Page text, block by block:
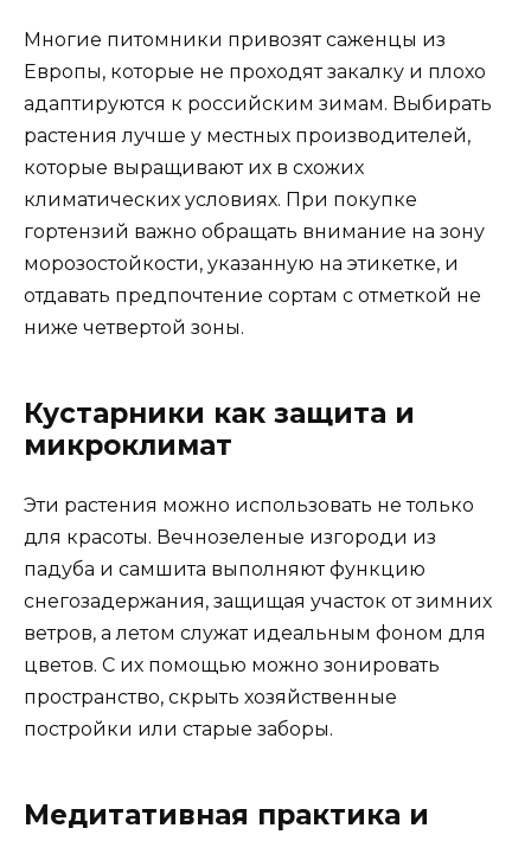
Многие питомники привозят саженцы из
Европы, которые не проходят закалку и плохо
адаптируются к российским зимам. Выбирать
растения лучше у местных производителей,
которые выращивают их в схожих
климатических условиях. При покупке
гортензий важно обращать внимание на зону
морозостойкости, указанную на этикетке, и
отдавать предпочтение сортам с отметкой не
ниже четвертой зоны.
Кустарники как защита и
микроклимат
Эти растения можно использовать не только
для красоты. Вечнозеленые изгороди из
падуба и самшита выполняют функцию
снегозадержания, защищая участок от зимних
ветров, а летом служат идеальным фоном для
цветов. С их помощью можно зонировать
пространство, скрыть хозяйственные
постройки или старые заборы.
Медитативная практика и